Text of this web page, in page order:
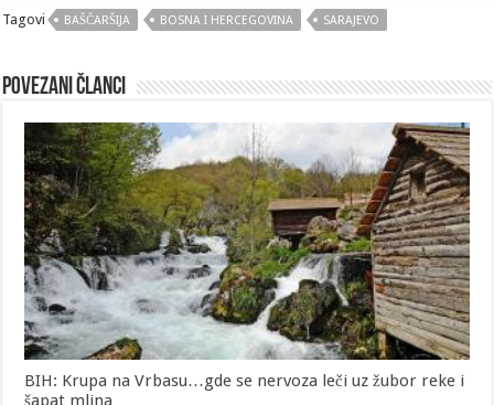
Tagovi BAŠČARŠIJA BOSNA I HERCEGOVINA SARAJEVO
Povezani članci
BIH: Krupa na Vrbasu…gde se nervoza leči uz žubor reke i
šapat mlina